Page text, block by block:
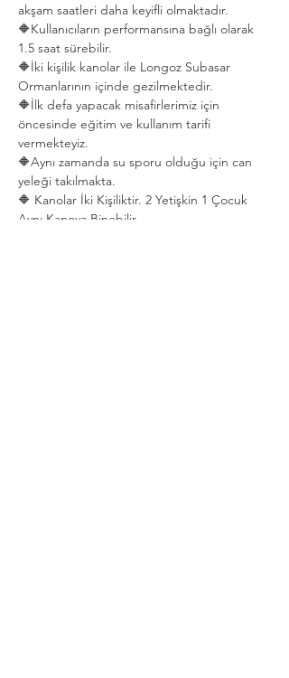
akşam saatleri daha keyifli olmaktadır.
🔶Kullanıcıların performansına bağlı olarak
1.5 saat sürebilir.
🔶İki kişilik kanolar ile Longoz Subasar
Ormanlarının içinde gezilmektedir.
🔶İlk defa yapacak misafirlerimiz için
öncesinde eğitim ve kullanım tarifi
vermekteyiz.
🔶Aynı zamanda su sporu olduğu için can
yeleği takılmakta.
🔶 Kanolar İki Kişiliktir. 2 Yetişkin 1 Çocuk
Aynı Kanoya Binebilir.